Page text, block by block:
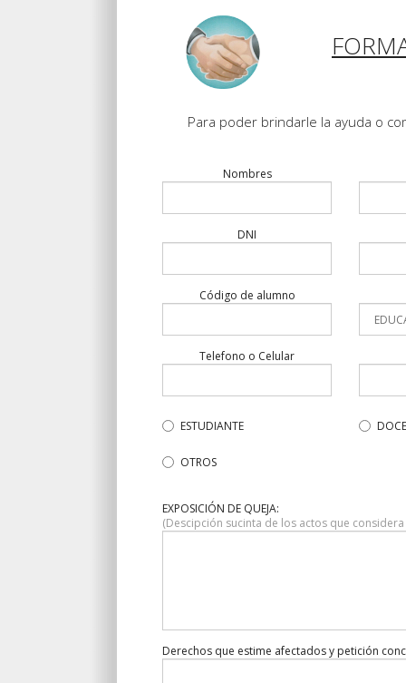
Para poder brindarle la ayuda o
Nombres
DNI
Código de alumno
Telefono o Celular
ESTUDIANTE
OTROS
EXPOSICIÓN DE QUEJA:
(Descipción sucinta de los actos que
Derechos que estime afectados y petición